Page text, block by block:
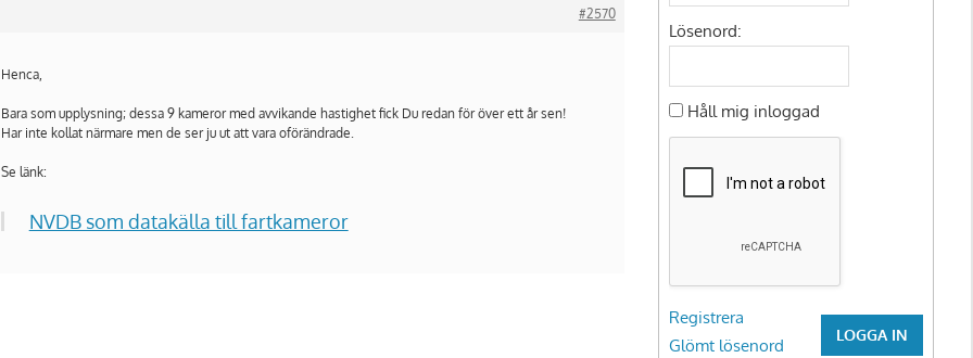
#2570
Henca,
Bara som upplysning; dessa 9 kameror med avvikande hastighet fick Du redan för över ett år sen!
Har inte kollat närmare men de ser ju ut att vara oförändrade.
Se länk:
NVDB som datakälla till fartkameror
Lösenord:
Håll mig inloggad
LOGGA IN
Registrera
Glömt lösenord